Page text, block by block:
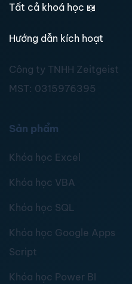
Tất cả khoá học 📖
Hướng dẫn kích hoạt
Công ty TNHH Zeitgeist
MST: 0315976395
Sản phẩm
Khóa học Excel
Khóa học VBA
Khóa học SQL
Khóa học Google Apps
Script
Khóa học Power BI